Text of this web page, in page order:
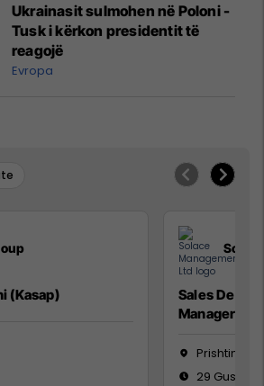
Mançesterit
Ukrainasit sulmohen në Poloni -
Tusk i kërkon presidentit të
reagojë
Evropa
(Kasap)
Sales
Manager
Prishtinë
29 Gusht